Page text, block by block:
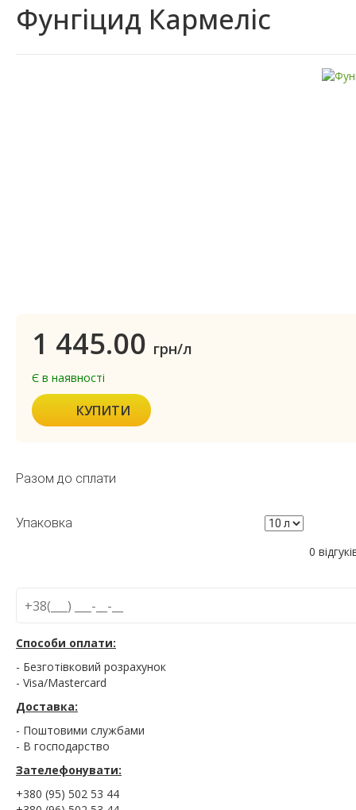
Фунгіцид Кармеліс
1 445.00 грн/л
Є в наявності
КУПИТИ
Разом до сплати
Упаковка
0
Способи оплати:
- Безготівковий розрахунок
- Visa/Mastercard
Доставка:
- Поштовими службами
- В господарство
Зателефонувати:
+380 (95) 502 53 44